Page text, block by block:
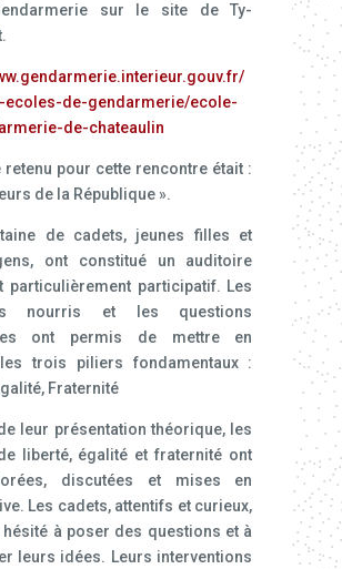
sur le site de Ty-
ecoles-de-gendarmerie/ecole-
de-chateaulin
retenu pour cette rencontre était :
de la République ».
de cadets, jeunes filles et
ont constitué un auditoire
particulièrement participatif. Les
nourris et les questions
ont permis de mettre en
les trois piliers fondamentaux :
Fraternité
leur présentation théorique, les
liberté, égalité et fraternité ont
discutées et mises en
Les cadets, attentifs et curieux,
hésité à poser des questions et à
leurs idées. Leurs interventions